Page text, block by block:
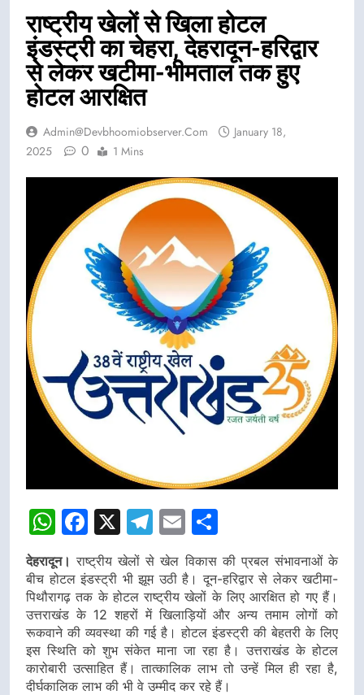
राष्ट्रीय खेलों से खिला होटल
इंडस्ट्री का चेहरा, देहरादून-हरिद्वार
से लेकर खटीमा-भीमताल तक हुए
होटल आरक्षित
Admin@devbhoomiobserver.com
January 18,
2025
0 1 Mins
WhatsApp
Facebook
X Telegram
Email
देहरादून। राष्ट्रीय खेलों से खेल विकास की प्रबल संभावनाओं के
बीच होटल इंडस्ट्री भी झूम उठी है। दून-हरिद्वार से लेकर खटीमा-
पिथौरागढ़ तक के होटल राष्ट्रीय खेलों के लिए आरक्षित हो गए हैं।
उत्तराखंड के 12 शहरों में खिलाड़ियों और अन्य तमाम लोगों को
रूकवाने की व्यवस्था की गई है। होटल इंडस्ट्री की बेहतरी के लिए
इस स्थिति को शुभ संकेत माना जा रहा है। उत्तराखंड के होटल
कारोबारी उत्साहित हैं। तात्कालिक लाभ तो उन्हें मिल ही रहा है,
दीर्घकालिक लाभ की भी वे उम्मीद कर रहे हैं।